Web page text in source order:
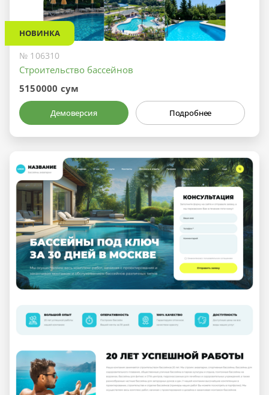
НОВИНКА
№ 106310
Строительство бассейнов
5150000 сум
Демоверсия Подробнее